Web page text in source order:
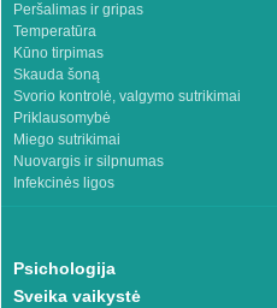
Peršalimas ir gripas
Temperatūra
Kūno tirpimas
Skauda šoną
Svorio kontrolė, valgymo sutrikimai
Priklausomybė
Miego sutrikimai
Nuovargis ir silpnumas
Infekcinės ligos
Psichologija
Sveika vaikystė